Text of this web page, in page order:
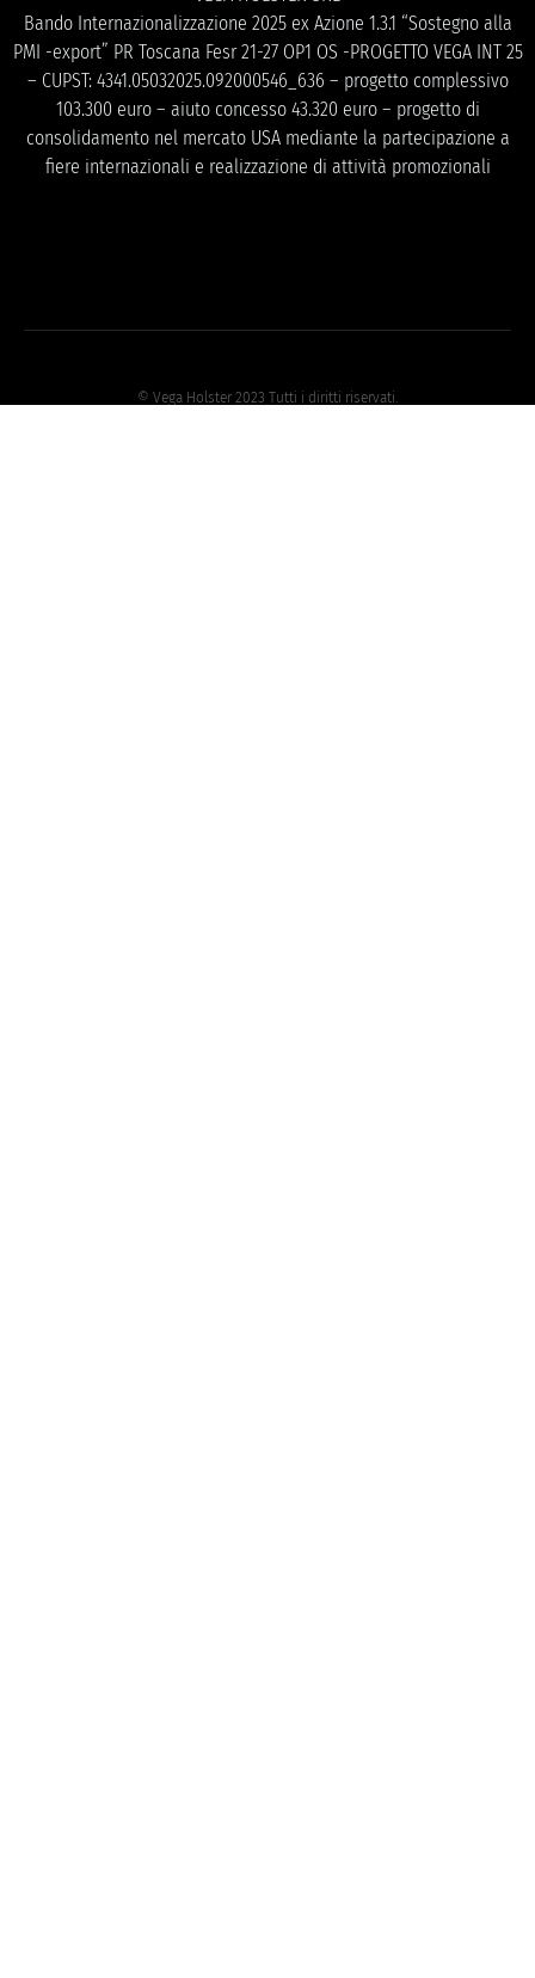
Bando Internazionalizzazione 2025 ex Azione 1.3.1 “Sostegno alla
PMI -export” PR Toscana Fesr 21-27 OP1 OS -PROGETTO VEGA INT 25
– CUPST: 4341.05032025.092000546_636 – progetto complessivo
103.300 euro – aiuto concesso 43.320 euro – progetto di
consolidamento nel mercato USA mediante la partecipazione a
fiere internazionali e realizzazione di attività promozionali
© Vega Holster 2023 Tutti i diritti riservati.